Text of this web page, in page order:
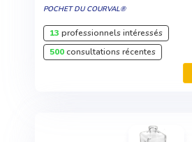
POCHET DU COURVAL®
13 professionnels intéressés
500consultations récentes